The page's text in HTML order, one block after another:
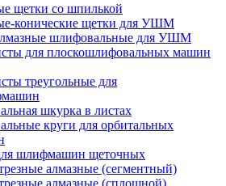
щетки со шпилькой
конические щетки для УШМ
шлифовальные для УШМ
для плоскошлифовальных машин
треугольные для
шкурка в листах
круги для орбитальных
шлифмашин щеточных
алмазные (сегментный)
алмазные (сплошной)